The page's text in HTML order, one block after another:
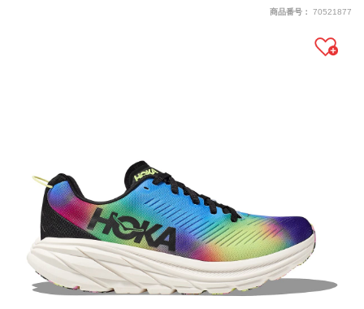
商品番号： 70521877